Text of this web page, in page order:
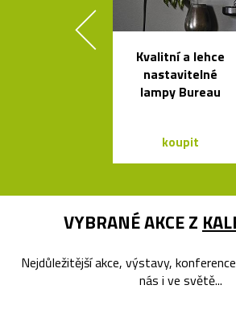
Kvalitní a lehce
nastavitelné
lampy Bureau
koupit
VYBRANÉ AKCE Z
Nejdůležitější akce, výstavy,
nás i ve světě...